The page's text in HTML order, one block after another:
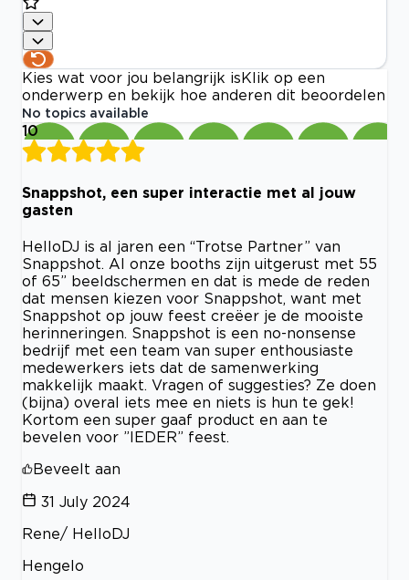
Kies wat voor jou belangrijk is Klik op een
onderwerp en bekijk hoe anderen dit beoordelen
No topics available
10
Snappshot, een super interactie met al jouw
gasten
HelloDJ is al jaren een “Trotse Partner” van
Snappshot. Al onze booths zijn uitgerust met 55
of 65” beeldschermen en dat is mede de reden
dat mensen kiezen voor Snappshot, want met
Snappshot op jouw feest creëer je de mooiste
herinneringen. Snappshot is een no-nonsense
bedrijf met een team van super enthousiaste
medewerkers iets dat de samenwerking
makkelijk maakt. Vragen of suggesties? Ze doen
(bijna) overal iets mee en niets is hun te gek!
Kortom een super gaaf product en aan te
bevelen voor ”IEDER” feest.
Beveelt aan
31 July 2024
Rene/ HelloDJ
Hengelo